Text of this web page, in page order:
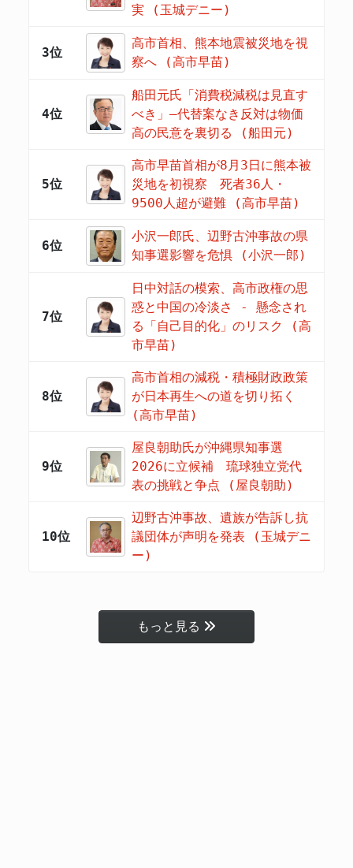
実 (玉城デニー)
3位
高市首相、熊本地震被災地を視
察へ (高市早苗)
4位
船田元氏「消費税減税は見直す
べき」―代替案なき反対は物価
高の民意を裏切る (船田元)
5位
高市早苗首相が8月3日に熊本被
災地を初視察 死者36人・
9500人超が避難 (高市早苗)
6位
小沢一郎氏、辺野古沖事故の県
知事選影響を危惧 (小沢一郎)
7位
日中対話の模索、高市政権の思
惑と中国の冷淡さ - 懸念され
る「自己目的化」のリスク (高
市早苗)
8位
高市首相の減税・積極財政政策
が日本再生への道を切り拓く
(高市早苗)
9位
屋良朝助氏が沖縄県知事選
2026に立候補 琉球独立党代
表の挑戦と争点 (屋良朝助)
10位
辺野古沖事故、遺族が告訴し抗
議団体が声明を発表 (玉城デニ
ー)
もっと見る